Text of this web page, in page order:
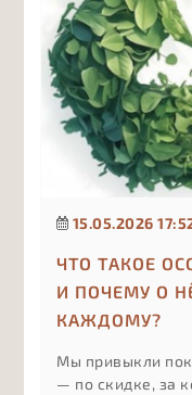
15.05.2026
ЧТО ТАКОЕ
И ПОЧЕМУ О
КАЖДОМУ?
Мы привыкли
— по скидке, за